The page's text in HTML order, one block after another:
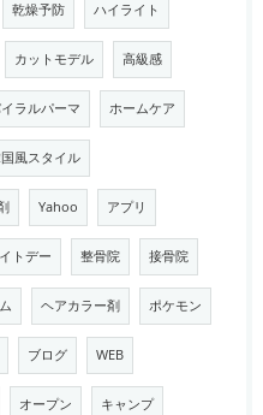
乾燥予防 ハイライト
カットモデル 高級感
ラルパーマ ホームケア
風スタイル
Yahoo アプリ
トデー 整骨院 接骨院
ヘアカラー剤 ポケモン
ブログ WEB
オープン キャンプ